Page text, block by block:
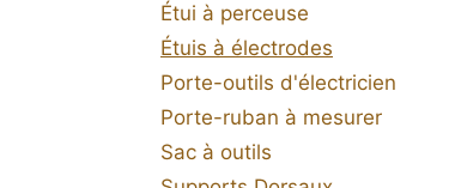
Étui à perceuse
Étuis à électrodes
Porte-outils d'électricien
Porte-ruban à mesurer
Sac à outils